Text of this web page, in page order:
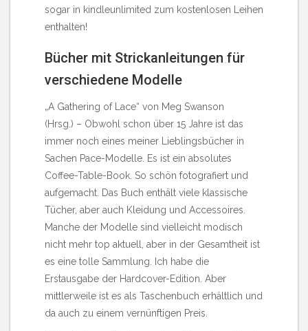
sogar in kindleunlimited zum kostenlosen Leihen
enthalten!
Bücher mit Strickanleitungen für
verschiedene Modelle
„A Gathering of Lace“ von Meg Swanson
(Hrsg.) – Obwohl schon über 15 Jahre ist das
immer noch eines meiner Lieblingsbücher in
Sachen Pace-Modelle. Es ist ein absolutes
Coffee-Table-Book. So schön fotografiert und
aufgemacht. Das Buch enthält viele klassische
Tücher, aber auch Kleidung und Accessoires.
Manche der Modelle sind vielleicht modisch
nicht mehr top aktuell, aber in der Gesamtheit ist
es eine tolle Sammlung. Ich habe die
Erstausgabe der Hardcover-Edition. Aber
mittlerweile ist es als Taschenbuch erhältlich und
da auch zu einem vernünftigen Preis.